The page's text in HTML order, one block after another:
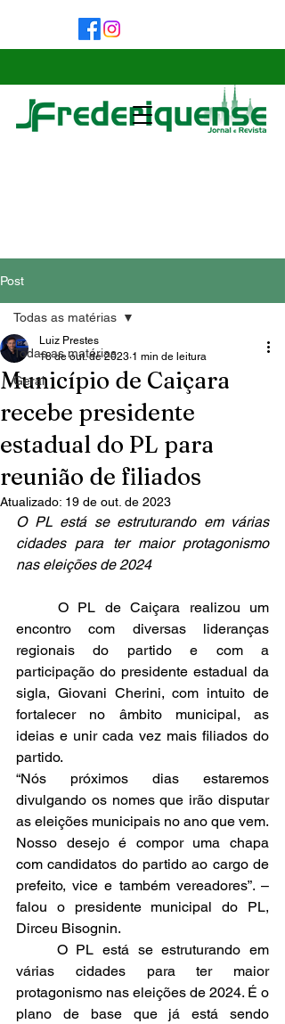
Post
Todas as matérias
Geral
Todas as matérias
Município de Caiçara
recebe presidente
estadual do PL para
reunião de filiados
Luiz Prestes
18 de out. de 2023 1 min de leitura
Atualizado: 19 de out. de 2023
O PL está se estruturando em várias
cidades para ter maior protagonismo
nas eleições de 2024
encontro com diversas lideranças
regionais do partido e com a
participação do presidente estadual da
sigla, Giovani Cherini, com intuito de
fortalecer no âmbito municipal, as
ideias e unir cada vez mais filiados do
partido.
“Nós próximos dias estaremos
divulgando os nomes que irão disputar
as eleições municipais no ano que vem.
Nosso desejo é compor uma chapa
com candidatos do partido ao cargo de
prefeito, vice e também vereadores”. –
falou o presidente municipal do PL,
Dirceu Bisognin.
várias cidades para ter maior
protagonismo nas eleições de 2024. É o
plano de base que já está sendo